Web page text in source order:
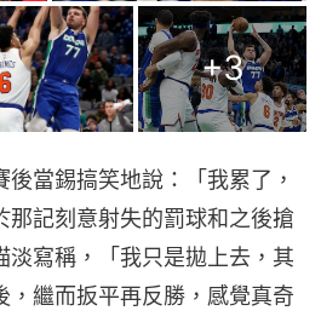
+3
當錫搞笑地說：「我累了，
那記刻意射失的罰球和之後搶
淡寫稱，「我只是拋上去，其
，繼而扳平再反勝，感覺真奇